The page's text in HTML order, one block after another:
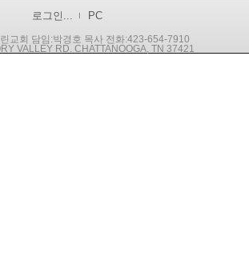
로그인... PC
교회 담임:박경호 목사 전화:423-654-7910
VALLEY RD. CHATTANOOGA, TN 37421